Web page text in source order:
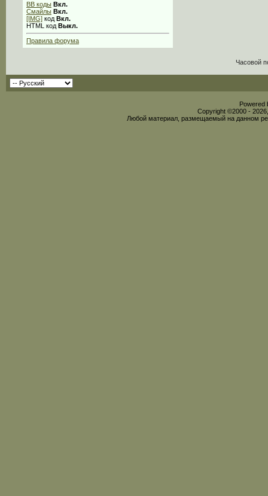
BB коды Вкл.
Смайлы Вкл.
[IMG] код Вкл.
HTML код Выкл.
Правила форума
Часовой
Powered
Copyright ©2000 -
Любой материал, размещаемый на данном